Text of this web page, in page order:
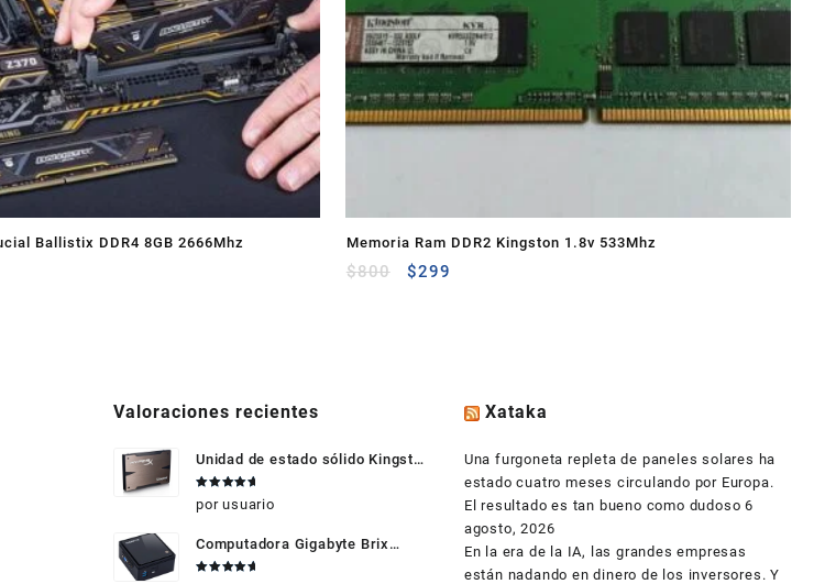
Ballistix DDR4 8GB 2666Mhz Memoria Ram DDR2 Kingston 1.8v 533Mhz
$800 $299
Francisco Quiñones
Valoraciones recientes
Unidad de estado sólido Kingston
HyperX 3K 240GB
en5 de 5
por usuario
Computadora Gigabyte Brix
Celeron N2807 GB-BXBT-2807 +
Xataka
Una furgoneta repleta de paneles solares ha
estado cuatro meses circulando por Europa.
El resultado es tan bueno como dudoso 6
agosto, 2026
En la era de la IA, las grandes empresas
están nadando en dinero de los inversores. Y